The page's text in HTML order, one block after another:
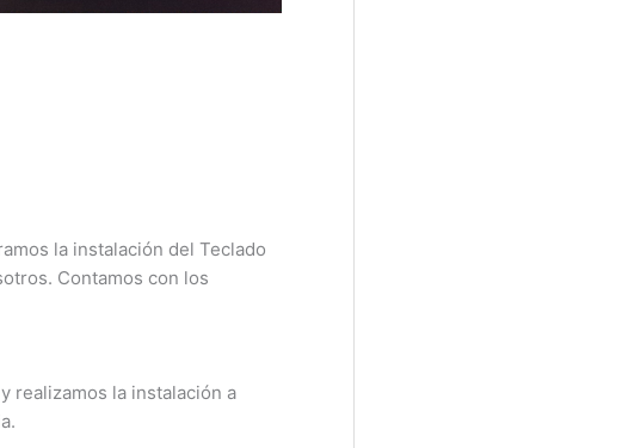
la instalación del Teclado
Contamos con los
la instalación a